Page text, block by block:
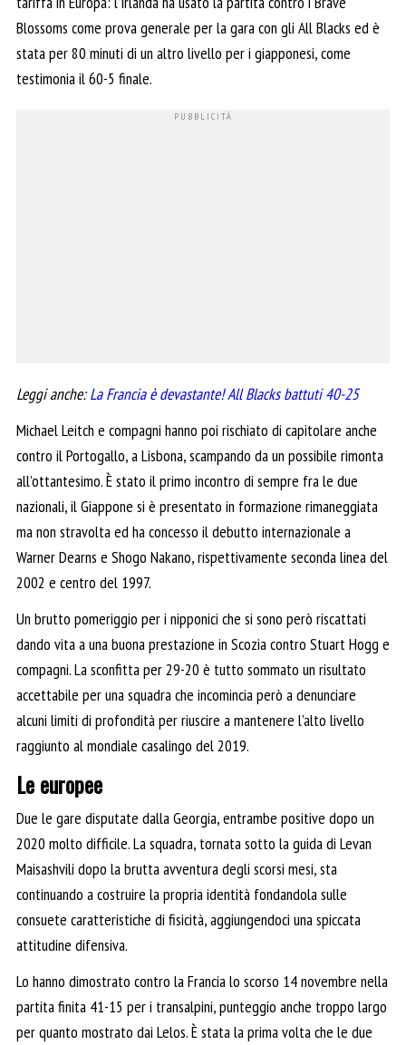
Blossoms come prova generale per la gara con gli All Blacks ed è
stata per 80 minuti di un altro livello per i giapponesi, come
testimonia il 60-5 finale.
Leggi anche:La Francia è devastante! All Blacks battuti 40-25
Michael Leitch e compagni hanno poi rischiato di capitolare anche
contro il Portogallo, a Lisbona, scampando da un possibile rimonta
all’ottantesimo. È stato il primo incontro di sempre fra le due
nazionali, il Giappone si è presentato in formazione rimaneggiata
ma non stravolta ed ha concesso il debutto internazionale a
Warner Dearns e Shogo Nakano, rispettivamente seconda linea del
2002 e centro del 1997.
Un brutto pomeriggio per i nipponici che si sono però riscattati
dando vita a una buona prestazione in Scozia contro Stuart Hogg e
compagni. La sconfitta per 29-20 è tutto sommato un risultato
accettabile per una squadra che incomincia però a denunciare
alcuni limiti di profondità per riuscire a mantenere l’alto livello
raggiunto al mondiale casalingo del 2019.
Le europee
Due le gare disputate dalla Georgia, entrambe positive dopo un
2020 molto difficile. La squadra, tornata sotto la guida di Levan
Maisashvili dopo la brutta avventura degli scorsi mesi, sta
continuando a costruire la propria identità fondandola sulle
consuete caratteristiche di fisicità, aggiungendoci una spiccata
attitudine difensiva.
Lo hanno dimostrato contro la Francia lo scorso 14 novembre nella
partita finita 41-15 per i transalpini, punteggio anche troppo largo
per quanto mostrato dai Lelos. È stata la prima volta che le due